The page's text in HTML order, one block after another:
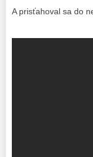
A prisťahoval sa do